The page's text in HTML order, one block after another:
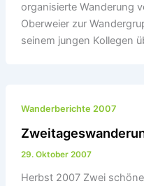
organisierte Wanderung
Oberweier zur
seinem jungen Kollegen
Wanderberichte 2007
29. Oktober 2007
Herbst 2007 Zwei